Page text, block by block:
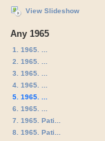
View Slideshow
Any 1965
1. 1965. ...
2. 1965. ...
3. 1965. ...
4. 1965. ...
5. 1965. ...
6. 1965. ...
7. 1965. Pati...
8. 1965. Pati...